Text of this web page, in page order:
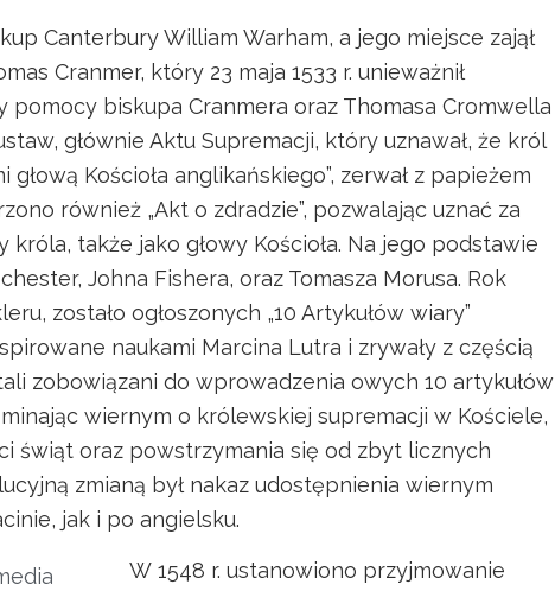
Canterbury William Warham, a jego miejsce zajął
Cranmer, który 23 maja 1533 r. unieważnił
pomocy biskupa Cranmera oraz Thomasa Cromwella
głównie Aktu Supremacji, który uznawał, że król
Kościoła anglikańskiego”, zerwał z papieżem
również „Akt o zdradzie”, pozwalając uznać za
także jako głowy Kościoła. Na jego podstawie
Johna Fishera, oraz Tomasza Morusa. Rok
zostało ogłoszonych „10 Artykułów wiary”
naukami Marcina Lutra i zrywały z częścią
zobowiązani do wprowadzenia owych 10 artykułów
wiernym o królewskiej supremacji w Kościele,
świąt oraz powstrzymania się od zbyt licznych
zmianą był nakaz udostępnienia wiernym
jak i po angielsku.
W 1548 r. ustanowiono przyjmowanie